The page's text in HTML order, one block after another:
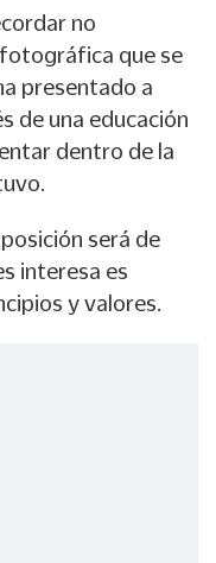
no
que se
presentado a
de una educación
dentro de la
será de
interesa es
y valores.